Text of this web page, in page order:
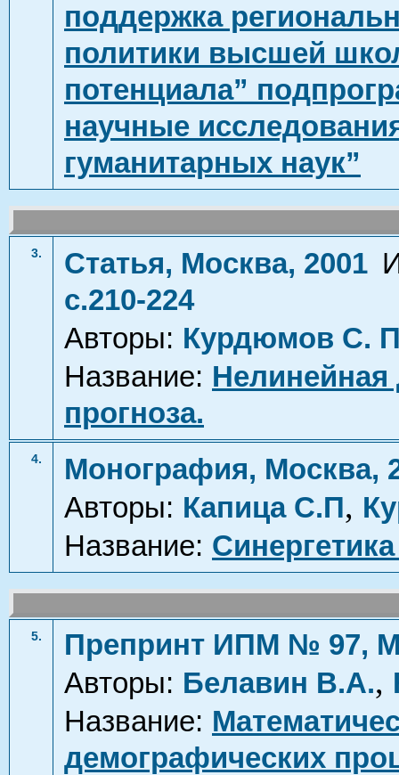
поддержка
политики высшей
потенциала”
научные
гуманитарных наук”
3. Статья, Москва, 2001
с.210-224
Авторы: Курдюмов С.
Название:
прогноза.
4.
Монография, Москва,
Авторы: Капица С.П,
Название:
5.
Препринт ИПМ № 97,
Авторы: Белавин В.А.,
Название:
демографических